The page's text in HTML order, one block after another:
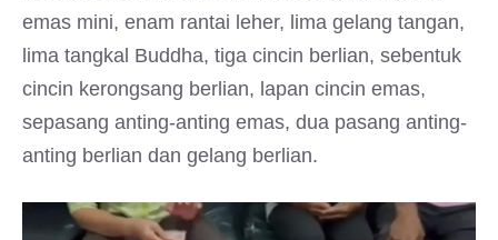
emas mini, enam rantai leher, lima gelang tangan,
lima tangkal Buddha, tiga cincin berlian, sebentuk
cincin kerongsang berlian, lapan cincin emas,
sepasang anting-anting emas, dua pasang anting-
anting berlian dan gelang berlian.